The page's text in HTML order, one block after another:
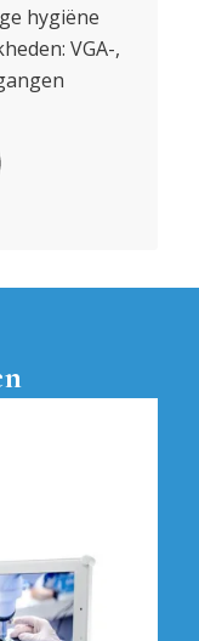
hygiëne
VGA-,